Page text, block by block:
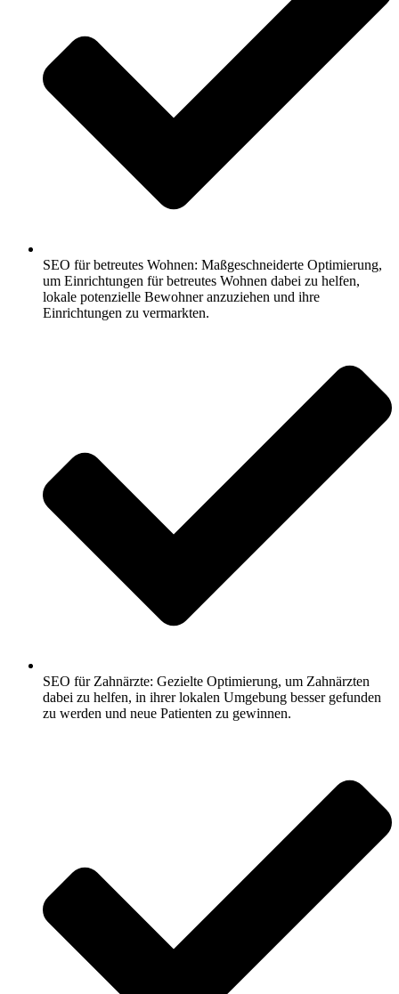
SEO für betreutes Wohnen: Maßgeschneiderte Optimierung,
um Einrichtungen für betreutes Wohnen dabei zu helfen,
lokale potenzielle Bewohner anzuziehen und ihre
Einrichtungen zu vermarkten.
SEO für Zahnärzte: Gezielte Optimierung, um Zahnärzten
dabei zu helfen, in ihrer lokalen Umgebung besser gefunden
zu werden und neue Patienten zu gewinnen.